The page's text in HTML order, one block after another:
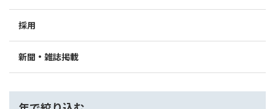
採用
新聞・雑誌掲載